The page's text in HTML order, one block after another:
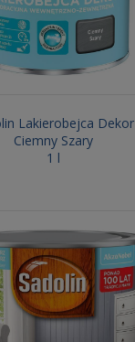
Lakierobejca Dekor
Ciemny Szary
1 l